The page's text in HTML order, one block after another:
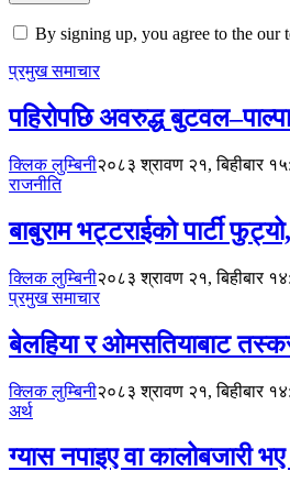
By signing up, you agree to the our
प्रमुख समाचार
पहिरोपछि अवरुद्ध
क्लिक लुम्बिनी२०८३ श्रावण २१, बिहीबार
राजनीति
बाबुराम भट्टराईको पार्टी
क्लिक लुम्बिनी२०८३ श्रावण २१, बिहीबार
प्रमुख समाचार
बेलहिया र ओमसतियाबाट
क्लिक लुम्बिनी२०८३ श्रावण २१, बिहीबार
अर्थ
ग्यास नपाइए वा कालोबजारी